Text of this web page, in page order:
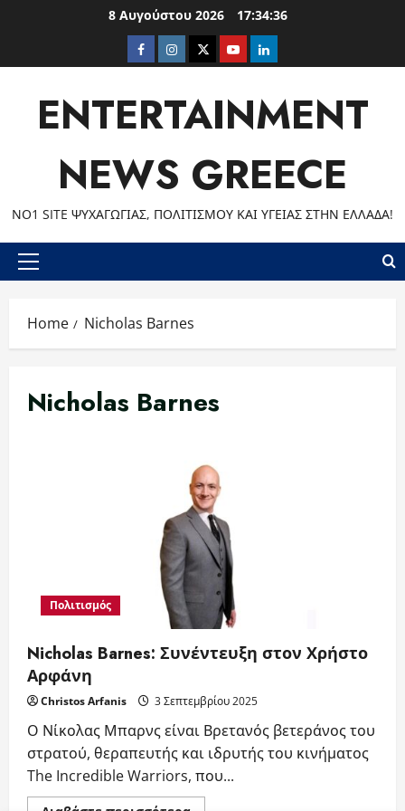
8 Αυγούστου 2026 17:34:36
Facebook
Instagram
TwitterYoutubeLinkedIn
ENTERTAINMENT
NEWS GREECE
ΝΟ1 SITE ΨΥΧΑΓΩΓΊΑΣ, ΠΟΛΙΤΙΣΜΟΎ ΚΑΙ ΥΓΕΊΑΣ ΣΤΗΝ ΕΛΛΆΔΑ!
Primary
Home Nicholas Barnes
Nicholas Barnes
Πολιτισμός
Nicholas Barnes: Συνέντευξη στον Χρήστο
Αρφάνη
Christos Arfanis 3 Σεπτεμβρίου 2025
Ο Νίκολας Μπαρνς είναι Βρετανός βετεράνος του
στρατού, θεραπευτής και ιδρυτής του κινήματος
The Incredible Warriors, που...